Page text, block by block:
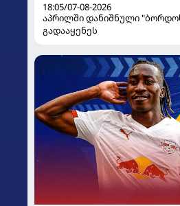
18:05/07-08-2026
აპრილში დანიშნული
გადააყენეს